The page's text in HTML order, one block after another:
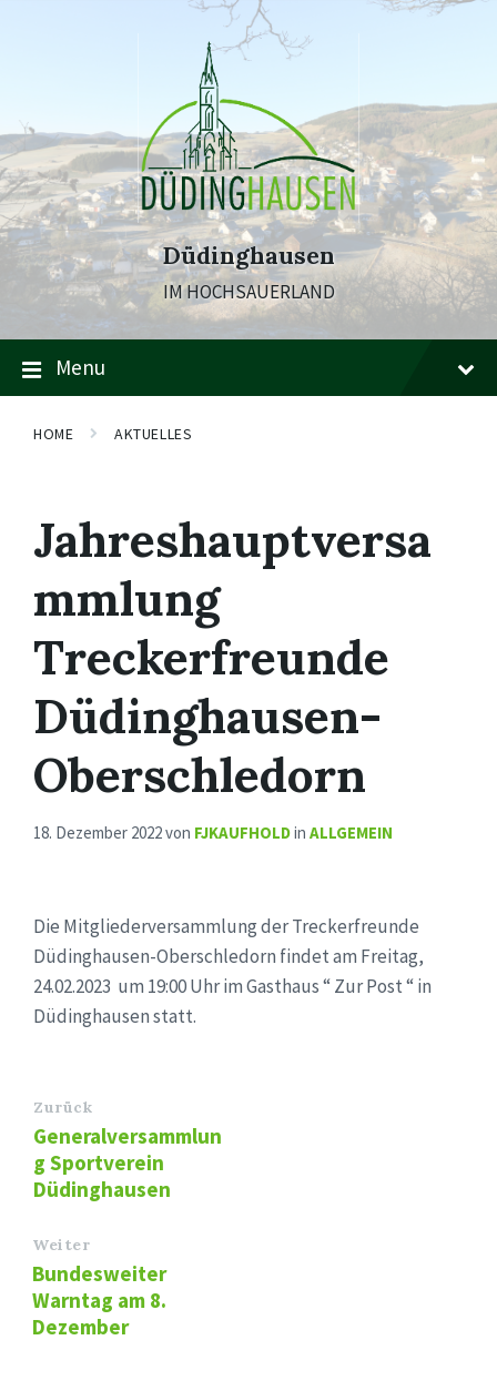
Düdinghausen
IM HOCHSAUERLAND
Menu
HOME AKTUELLES
Jahreshauptversa
mmlung
Treckerfreunde
Düdinghausen-
Oberschledorn
18. Dezember 2022von FJKAUFHOLDin ALLGEMEIN
Die Mitgliederversammlung der Treckerfreunde
Düdinghausen-Oberschledorn findet am Freitag,
24.02.2023 um 19:00 Uhr im Gasthaus “ Zur Post “ in
Düdinghausen statt.
Zurück
Generalversammlun
g Sportverein
Düdinghausen
Weiter
Bundesweiter
Warntag am 8.
Dezember